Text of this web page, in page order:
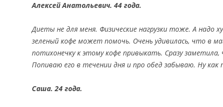
Алексей Анатольевич. 44 года.
Диеты не для меня. Физические нагрузки тоже. А надо
зеленый кофе может помочь. Очень удивилась, что в
потихонечку к этому кофе привыкать. Сразу
Попиваю его в течении дня и про обед забываю. Ну как
Саша. 24 года.